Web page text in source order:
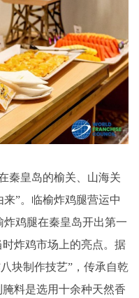
秦皇岛的榆关、山海关
”。临榆炸鸡腿营运中
炸鸡腿在秦皇岛开出第一
炸鸡市场上的亮点。据
块制作技艺”，传承自乾
料是选用十余种天然香